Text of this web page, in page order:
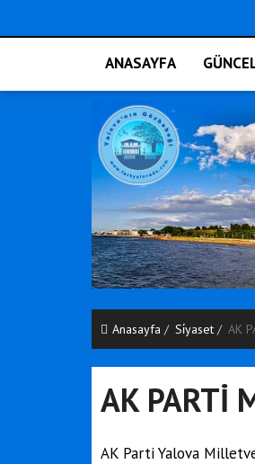
ANASAYFA
Anasayfa Si̇yaset AK
AK PARTİ
AK Parti Yalova